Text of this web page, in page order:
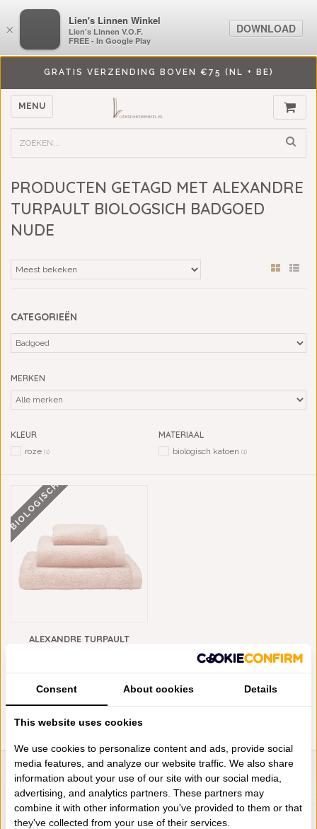
GRATIS VERZENDING BOVEN €75 (NL + BE)
MENU
PRODUCTEN GETAGD MET ALEXANDRE
TURPAULT BIOLOGSICH BADGOED
NUDE
CATEGORIEËN
MERKEN
KLEUR
roze (1)
MATERIAAL
biologisch katoen (1)
BIOLOGISCH
ALEXANDRE TURPAULT
€8,75
LIENSLINNENWINKEL.NL
VRAGEN? BEL DAN
+31 (0) 575 511817
×
LiensLinnenwinkel.nl
Lien's Linnen V.O.F.
FREE - In Google Play
DOWNLOAD
Consent About cookies Details
This website uses cookies
We use cookies to personalize content and ads, provide social
media features, and analyze our website traffic. We also share
information about your use of our site with our social media,
advertising, and analytics partners. These partners may
combine it with other information you've provided to them or that
they've collected from your use of their services.
×
Lien's Linnen Winkel
Lien's Linnen V.O.F.
FREE - In Google Play
DOWNLOAD